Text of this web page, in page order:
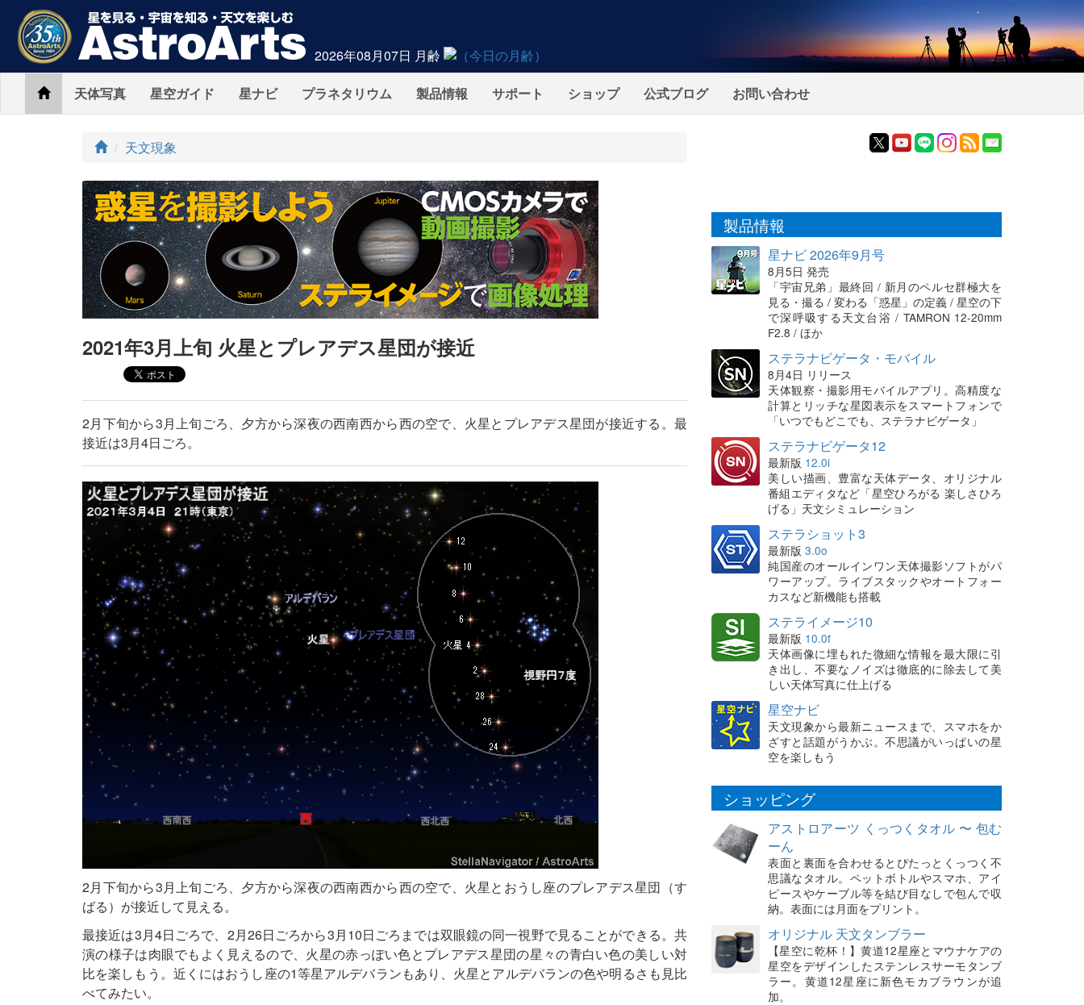
2026年08月07日 月齢
Home天体写真 星空ガイド 星ナビ プラネタリウム 製品情報 サポート ショップ 公式ブログ お問い合わせ
ト
プ
天文現象
2021年3月上旬 火星とプレアデス星団が接近
2月下旬から3月上旬ごろ、夕方から深夜の西南西から西の空で、火星とプレアデス星団が接近する。最
接近は3月4日ごろ。
2月下旬から3月上旬ごろ、夕方から深夜の西南西から西の空で、火星とおうし座のプレアデス星団（す
ばる）が接近して見える。
最接近は3月4日ごろで、2月26日ごろから3月10日ごろまでは双眼鏡の同一視野で見ることができる。共
演の様子は肉眼でもよく見えるので、火星の赤っぽい色とプレアデス星団の星々の青白い色の美しい対
比を楽しもう。近くにはおうし座の1等星アルデバランもあり、火星とアルデバランの色や明るさも見比
べてみたい。
製品情報
星ナビ 2026年9月号
8月5日 発売
「宇宙兄弟」最終回 / 新月のペルセ群極大を
見る・撮る / 変わる「惑星」の定義 / 星空の下
で深呼吸する天文台浴 / TAMRON 12-20mm
F2.8 / ほか
ステラナビゲータ・モバイル
8月4日 リリース
天体観察・撮影用モバイルアプリ。高精度な
計算とリッチな星図表示をスマートフォンで
「いつでもどこでも、ステラナビゲータ」
ステラナビゲータ12
最新版 12.0i
美しい描画、豊富な天体データ、オリジナル
番組エディタなど「星空ひろがる 楽しさひろ
げる」天文シミュレーション
ステラショット3
最新版 3.0o
純国産のオールインワン天体撮影ソフトがパ
ワーアップ。ライブスタックやオートフォー
カスなど新機能も搭載
ステライメージ10
最新版 10.0f
天体画像に埋もれた微細な情報を最大限に引
き出し、不要なノイズは徹底的に除去して美
しい天体写真に仕上げる
星空ナビ
天文現象から最新ニュースまで、スマホをか
ざすと話題がうかぶ。不思議がいっぱいの星
空を楽しもう
ショッピング
アストロアーツ くっつくタオル 〜 包む
ーん
表面と裏面を合わせるとぴたっとくっつく不
思議なタオル。ペットボトルやスマホ、アイ
ピースやケーブル等を結び目なしで包んで収
納。表面には月面をプリント。
オリジナル 天文タンブラー
【星空に乾杯！】黄道12星座とマウナケアの
星空をデザインしたステンレスサーモタンブ
ラー。黄道12星座に新色モカブラウンが追
加。